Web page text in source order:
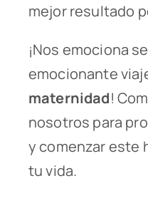
mejor resultado
¡Nos emociona
emocionante
maternidad!
nosotros para
y comenzar este
tu vida.